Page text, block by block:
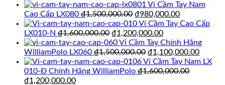
₫1,500,000.00.
Ví Cầm Tay Nam
Cao Cấp LX080 ₫1,500,000.00 Giá
gốc
là:
₫1,500,000.00.
₫980,000.00Giá
hiện
là:
Ví Cầm Tay Cao Cấp
LX010-N ₫1,600,000.00 Giá
gốc
là:
₫1,600,000.00.
₫1,200,000.00Giá
hiện
tại
là:
₫1,200,000.00.
Ví Cầm Tay Chính Hãng
WilliamPolo LX060 ₫1,500,000.00 Giá
gốc
là:
₫1,100,000.00Giá
hiện
Ví Cầm Tay Nam LX
010-Đ Chính Hãng WilliamPolo ₫1,600,000.00
Giá
₫1,200,000.00Giá